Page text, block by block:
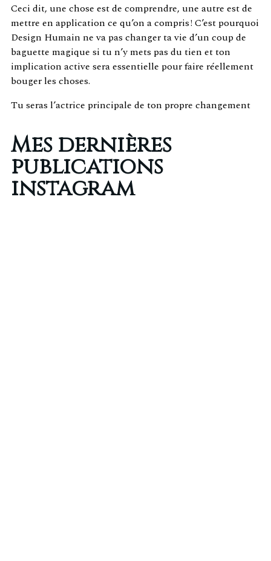
Ceci dit, une chose est de comprendre, une autre est de
mettre en application ce qu’on a compris ! C’est pourquoi
Design Humain ne va pas changer ta vie d’un coup de
baguette magique si tu n’y mets pas du tien et ton
implication active sera essentielle pour faire réellement
bouger les choses.
Tu seras l’actrice principale de ton propre changement
Mes dernières
publications
instagram